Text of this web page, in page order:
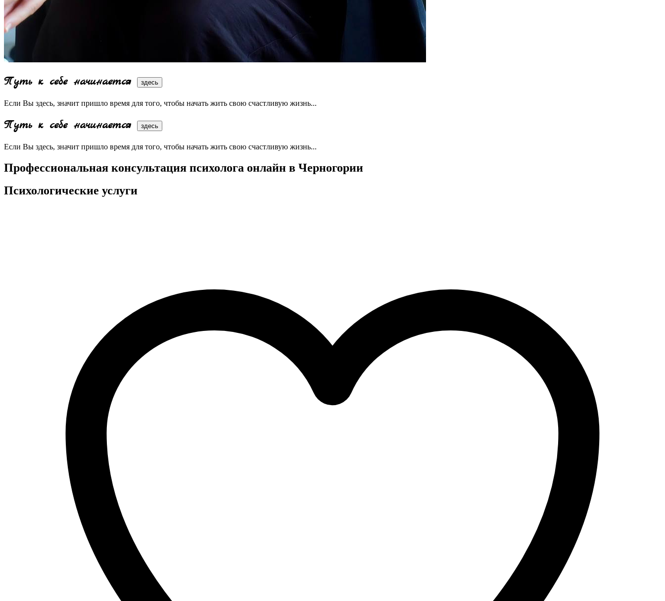
Путь к себе начинается здесь
Если Вы здесь, значит пришло время для того, чтобы начать жить свою счастливую жизнь...
Путь к себе начинается здесь
Если Вы здесь, значит пришло время для того, чтобы начать жить свою счастливую жизнь...
Профессиональная консультация психолога онлайн в Черногории
Психологические услуги